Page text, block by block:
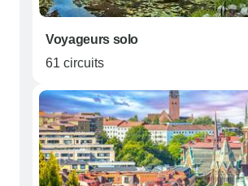
Voyageurs solo
61 circuits